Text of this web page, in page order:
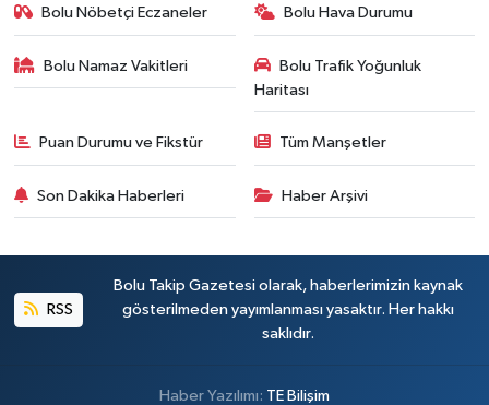
Bolu Nöbetçi Eczaneler Bolu Hava Durumu
Bolu Namaz Vakitleri
Bolu Trafik Yoğunluk
Haritası
Puan Durumu ve Fikstür Tüm Manşetler
Son Dakika Haberleri Haber Arşivi
RSS
Bolu Takip Gazetesi olarak, haberlerimizin kaynak
gösterilmeden yayımlanması yasaktır. Her hakkı
saklıdır.
Haber Yazılımı: TE Bilişim